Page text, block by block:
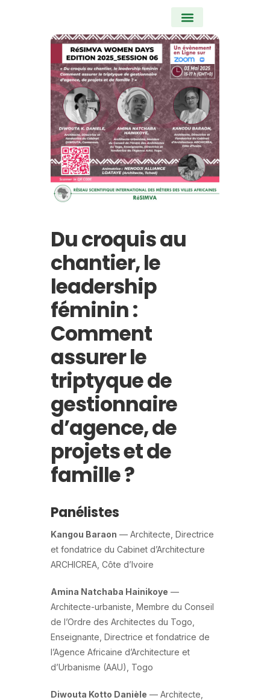
Du croquis au
chantier, le
leadership
féminin :
Comment
assurer le
triptyque de
gestionnaire
d’agence, de
projets et de
famille ?
Panélistes
Kangou Baraon — Architecte, Directrice
et fondatrice du Cabinet d’Architecture
ARCHICREA, Côte d’Ivoire
Amina Natchaba Hainikoye —
Architecte-urbaniste, Membre du Conseil
de l’Ordre des Architectes du Togo,
Enseignante, Directrice et fondatrice de
l’Agence Africaine d’Architecture et
d’Urbanisme (AAU), Togo
Diwouta Kotto Danièle — Architecte,